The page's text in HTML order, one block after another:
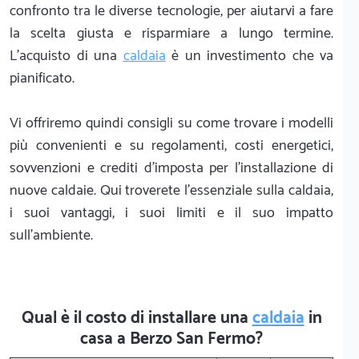
confronto tra le diverse tecnologie, per aiutarvi a fare
la scelta giusta e risparmiare a lungo termine.
L'acquisto di unacaldaiaè un investimento che va
pianificato.
Vi offriremo quindi consigli su come trovare i modelli
più convenienti e su regolamenti, costi energetici,
sovvenzioni e crediti d'imposta per l'installazione di
nuove caldaie. Qui troverete l'essenziale sulla caldaia,
i suoi vantaggi, i suoi limiti e il suo impatto
sull'ambiente.
Qual è il costo di installare unacaldaiain
casa a Berzo San Fermo?